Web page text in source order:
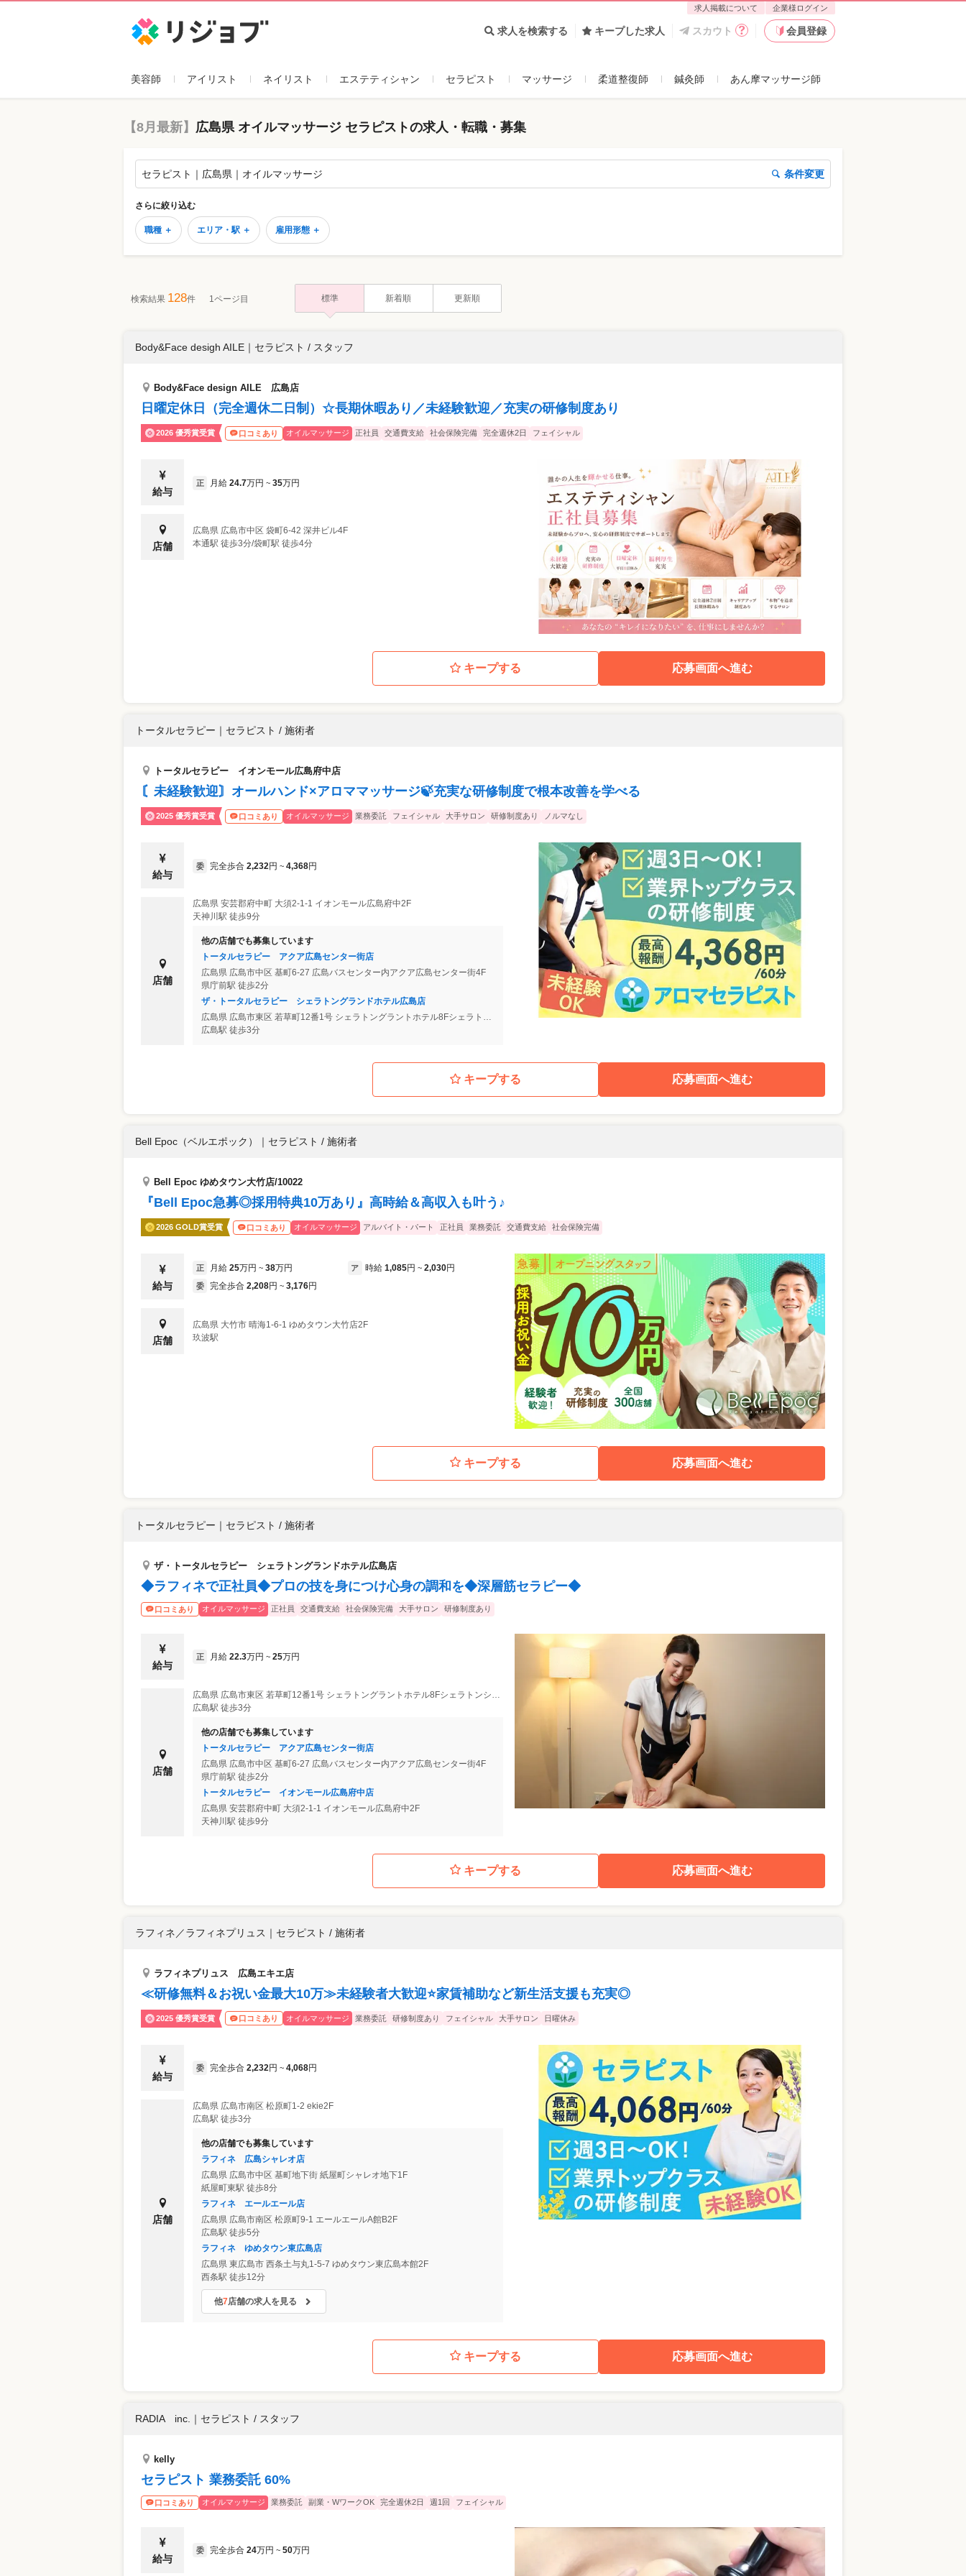
求人掲載について 企業様ログイン
求人を検索する キープした求人 スカウト 会員登録
美容師 アイリスト ネイリスト エステティシャン セラピスト マッサージ 柔道整復師 鍼灸師 あん摩マッサージ師
【8月最新】 広島県 オイルマッサージ セラピストの求人・転職・募集
セラピスト｜広島県｜オイルマッサージ 条件変更
さらに絞り込む
職種 ＋ エリア・駅 ＋ 雇用形態 ＋
検索結果 128件 1ページ目 標準 新着順 更新順
Body&Face desigh AILE ｜ セラピスト / スタッフ
Body&Face design AILE 広島店
日曜定休日（完全週休二日制）☆長期休暇あり／未経験歓迎／充実の研修制度あり
2026 優秀賞受賞 口コミあり オイルマッサージ 正社員 交通費支給 社会保険完備 完全週休2日 フェイシャル
給与
正 月給 24.7万円 ~ 35万円
店舗
広島県 広島市中区 袋町6-42 深井ビル4F
本通駅 徒歩3分/袋町駅 徒歩4分
キープする 応募画面へ進む
トータルセラピー ｜ セラピスト / 施術者
トータルセラピー イオンモール広島府中店
〘未経験歓迎〙オールハンド×アロママッサージ🍃充実な研修制度で根本改善を学べる
2025 優秀賞受賞 口コミあり オイルマッサージ 業務委託 フェイシャル 大手サロン 研修制度あり ノルマなし
給与
委 完全歩合 2,232円 ~ 4,368円
店舗
広島県 安芸郡府中町 大須2-1-1 イオンモール広島府中2F
天神川駅 徒歩9分
他の店舗でも募集しています
トータルセラピー アクア広島センター街店
広島県 広島市中区 基町6-27 広島バスセンター内アクア広島センター街4F
県庁前駅 徒歩2分
ザ・トータルセラピー シェラトングランドホテル広島店
広島県 広島市東区 若草町12番1号 シェラトングラントホテル8Fシェラトンシャインスパ内
広島駅 徒歩3分
キープする 応募画面へ進む
Bell Epoc（ベルエポック） ｜ セラピスト / 施術者
Bell Epoc ゆめタウン大竹店/10022
『Bell Epoc急募◎採用特典10万あり』高時給＆高収入も叶う♪
2026 GOLD賞受賞 口コミあり オイルマッサージ アルバイト・パート 正社員 業務委託 交通費支給 社会保険完備
給与
正 月給 25万円 ~ 38万円 ア 時給 1,085円 ~ 2,030円
委 完全歩合 2,208円 ~ 3,176円
店舗
広島県 大竹市 晴海1-6-1 ゆめタウン大竹店2F
玖波駅
キープする 応募画面へ進む
トータルセラピー ｜ セラピスト / 施術者
ザ・トータルセラピー シェラトングランドホテル広島店
◆ラフィネで正社員◆プロの技を身につけ心身の調和を◆深層筋セラピー◆
口コミあり オイルマッサージ 正社員 交通費支給 社会保険完備 大手サロン 研修制度あり
給与
正 月給 22.3万円 ~ 25万円
店舗
広島県 広島市東区 若草町12番1号 シェラトングラントホテル8Fシェラトンシャインスパ内
広島駅 徒歩3分
他の店舗でも募集しています
トータルセラピー アクア広島センター街店
広島県 広島市中区 基町6-27 広島バスセンター内アクア広島センター街4F
県庁前駅 徒歩2分
トータルセラピー イオンモール広島府中店
広島県 安芸郡府中町 大須2-1-1 イオンモール広島府中2F
天神川駅 徒歩9分
キープする 応募画面へ進む
ラフィネ／ラフィネプリュス ｜ セラピスト / 施術者
ラフィネプリュス 広島エキエ店
≪研修無料＆お祝い金最大10万≫未経験者大歓迎⭐家賃補助など新生活支援も充実◎
2025 優秀賞受賞 口コミあり オイルマッサージ 業務委託 研修制度あり フェイシャル 大手サロン 日曜休み
給与
委 完全歩合 2,232円 ~ 4,068円
店舗
広島県 広島市南区 松原町1-2 ekie2F
広島駅 徒歩3分
他の店舗でも募集しています
ラフィネ 広島シャレオ店
広島県 広島市中区 基町地下街 紙屋町シャレオ地下1F
紙屋町東駅 徒歩8分
ラフィネ エールエール店
広島県 広島市南区 松原町9-1 エールエールA館B2F
広島駅 徒歩5分
ラフィネ ゆめタウン東広島店
広島県 東広島市 西条土与丸1-5-7 ゆめタウン東広島本館2F
西条駅 徒歩12分
他7店舗の求人を見る
キープする 応募画面へ進む
RADIA inc. ｜ セラピスト / スタッフ
kelly
セラピスト 業務委託 60%
口コミあり オイルマッサージ 業務委託 副業・WワークOK 完全週休2日 週1回 フェイシャル
給与
委 完全歩合 24万円 ~ 50万円